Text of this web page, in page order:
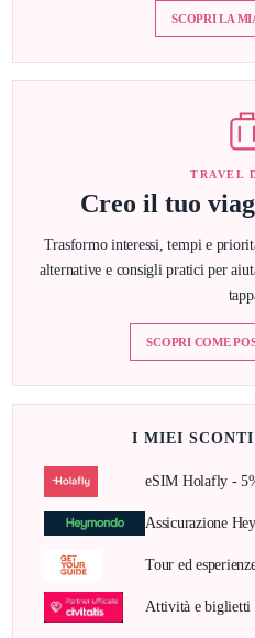
SCOPRI LA
TRAVEL
Creo il tuo
Trasformo interessi, tempi e
alternative e consigli pratici per
SCOPRI COME
I MIEI
eSIM Holafly -
Assicurazione
Tour ed
Attività e biglietti